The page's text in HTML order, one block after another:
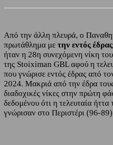
Από την άλλη πλευρά, ο
πρωτάθλημα με την εντός
ήταν η 28η συνεχόμενη νίκη
της Stoiximan GBL αφού η
που γνώρισε εντός έδρας από
2024. Μακριά από την έδρα
διαδοχικές νίκες στην πρώτη
δεδομένου ότι η τελευταία
γνώρισαν στο Περιστέρι (96-